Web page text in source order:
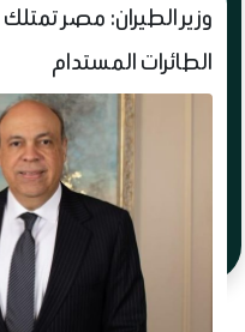
وزير الطيران: مصر
الطائرات المستدام